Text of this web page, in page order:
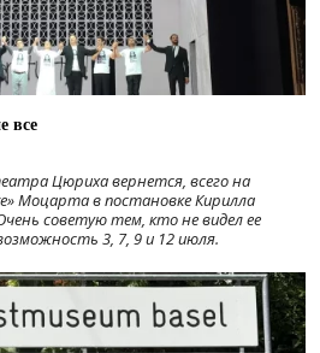
все
Цюриха вернется, всего на
Моцарта в постановке Кирилла
советую тем, кто не видел ее
3, 7, 9 и 12 июля.